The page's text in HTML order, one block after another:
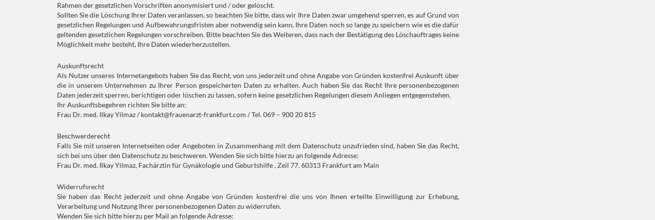
Rahmen der gesetzlichen Vorschriften anonymisiert und / oder gelöscht.
Sollten Sie die Löschung Ihrer Daten veranlassen, so beachten Sie bitte, dass wir Ihre Daten zwar umgehend sperren, es auf Grund von
gesetzlichen Regelungen und Aufbewahrungsfristen aber notwendig sein kann, Ihre Daten noch so lange zu speichern wie es die dafür
geltenden gesetzlichen Regelungen vorschreiben. Bitte beachten Sie des Weiteren, dass nach der Bestätigung des Löschauftrages keine
Möglichkeit mehr besteht, Ihre Daten wiederherzustellen.
Auskunftsrecht
Als Nutzer unseres Internetangebots haben Sie das Recht, von uns jederzeit und ohne Angabe von Gründen kostenfrei Auskunft über
die in unserem Unternehmen zu Ihrer Person gespeicherten Daten zu erhalten. Auch haben Sie das Recht Ihre personenbezogenen
Daten jederzeit sperren, berichtigen oder löschen zu lassen, sofern keine gesetzlichen Regelungen diesem Anliegen entgegenstehen.
Ihr Auskunftsbegehren richten Sie bitte an:
Frau Dr. med. Ilkay Yilmaz / kontakt@frauenarzt-frankfurt.com / Tel. 069 – 900 20 815
Beschwerderecht
Falls Sie mit unseren Internetseiten oder Angeboten in Zusammenhang mit dem Datenschutz unzufrieden sind, haben Sie das Recht,
sich bei uns über den Datenschutz zu beschweren. Wenden Sie sich bitte hierzu an folgende Adresse:
Frau Dr. med. Ilkay Yilmaz, Fachärztin für Gynäkologie und Geburtshilfe , Zeil 77, 60313 Frankfurt am Main
Widerrufsrecht
Sie haben das Recht jederzeit und ohne Angabe von Gründen kostenfrei die uns von Ihnen erteilte Einwilligung zur Erhebung,
Verarbeitung und Nutzung Ihrer personenbezogenen Daten zu widerrufen.
Wenden Sie sich bitte hierzu per Mail an folgende Adresse: